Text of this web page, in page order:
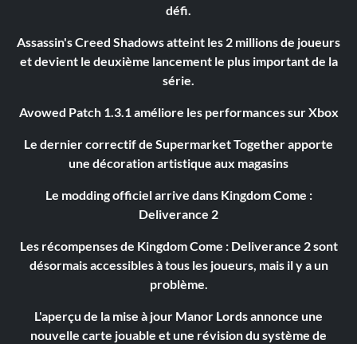
défi.
Assassin's Creed Shadows atteint les 2 millions de joueurs
et devient le deuxième lancement le plus important de la
série.
Avowed Patch 1.3.1 améliore les performances sur Xbox
Le dernier correctif de Supermarket Together apporte
une décoration artistique aux magasins
Le modding officiel arrive dans Kingdom Come :
Deliverance 2
Les récompenses de Kingdom Come : Deliverance 2 sont
désormais accessibles à tous les joueurs, mais il y a un
problème.
L'aperçu de la mise à jour Manor Lords annonce une
nouvelle carte jouable et une révision du système de